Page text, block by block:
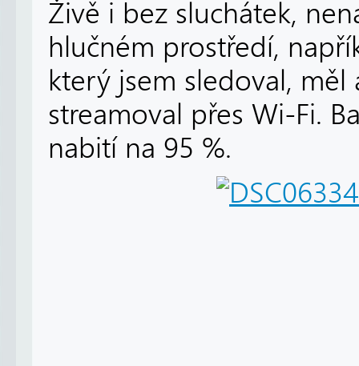
Živě i bez sluchátek,
hlučném prostředí,
který jsem sledoval,
streamoval přes Wi-Fi.
nabití na 95 %.